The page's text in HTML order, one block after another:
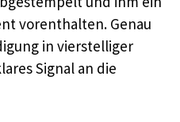
vorenthalten. Genau
in vierstelliger
Signal an die